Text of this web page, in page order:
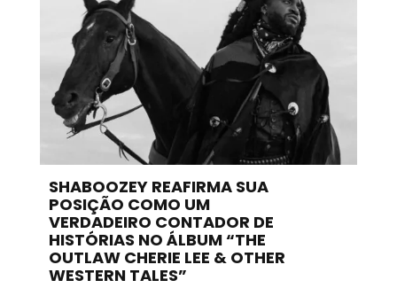
SHABOOZEY REAFIRMA SUA
POSIÇÃO COMO UM
VERDADEIRO CONTADOR DE
HISTÓRIAS NO ÁLBUM “THE
OUTLAW CHERIE LEE & OTHER
WESTERN TALES”